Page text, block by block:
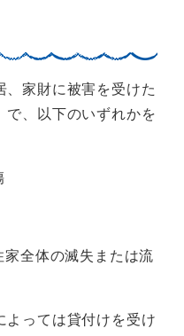
、家財に被害を受けた
で、以下のいずれかを
全体の滅失または流
っては貸付けを受け